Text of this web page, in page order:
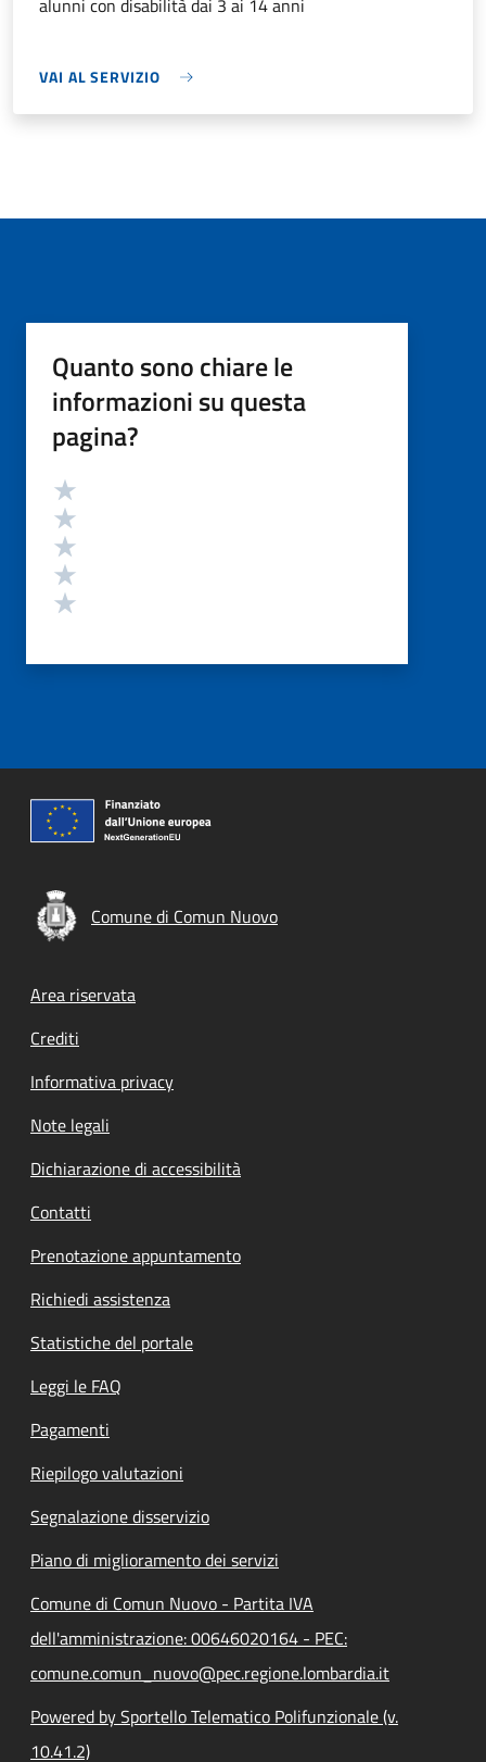
alunni con disabilità dai 3 ai 14 anni
VAI AL SERVIZIO
Quanto sono chiare le
informazioni su questa
pagina?
Valutazione
Comune di Comun Nuovo
Footer menu
Area riservata
Crediti
Informativa privacy
Note legali
Dichiarazione di accessibilità
Contatti
Prenotazione appuntamento
Richiedi assistenza
Statistiche del portale
Leggi le FAQ
Pagamenti
Riepilogo valutazioni
Segnalazione disservizio
Piano di miglioramento dei servizi
Comune di Comun Nuovo - Partita IVA
dell'amministrazione: 00646020164 - PEC:
comune.comun_nuovo@pec.regione.lombardia.it
Powered by Sportello Telematico Polifunzionale (v.
10.41.2)